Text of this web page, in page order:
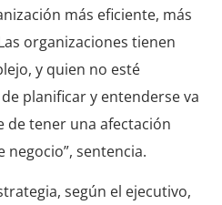
más eficiente, más
organizaciones tienen
y quien no esté
planificar y entenderse va
de tener una afectación
negocio”, sentencia.
según el ejecutivo,